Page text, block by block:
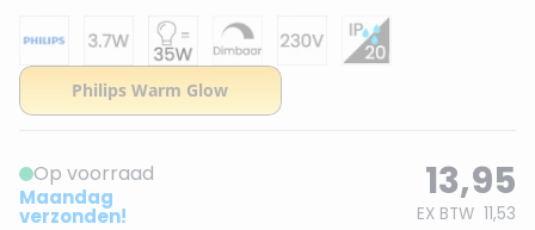
Op voorraad
Maandag
verzonden!
13,95
EX BTW 11,53